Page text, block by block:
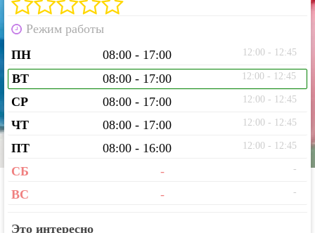
Режим работы
ПН
08:00 - 17:00 12:00 - 12:45
ВТ 08:00 - 17:00 12:00 - 12:45
СР 08:00 - 17:00 12:00 - 12:45
ЧТ 08:00 - 17:00 12:00 - 12:45
ПТ 08:00 - 16:00 12:00 - 12:45
СБ - -
ВС - -
Это интересно